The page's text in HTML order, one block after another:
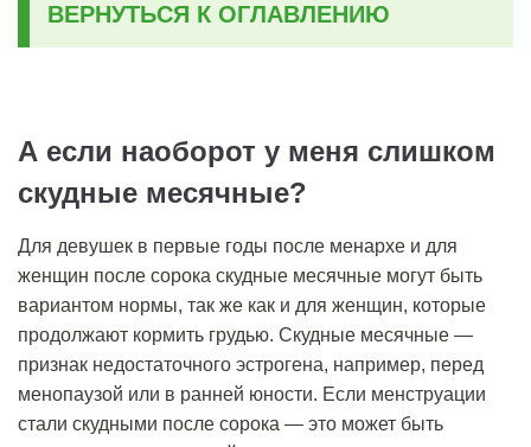
ВЕРНУТЬСЯ К ОГЛАВЛЕНИЮ
А если наоборот у меня слишком
скудные месячные?
Для девушек в первые годы после менархе и для
женщин после сорока скудные месячные могут быть
вариантом нормы, так же как и для женщин, которые
продолжают кормить грудью. Скудные месячные —
признак недостаточного эстрогена, например, перед
менопаузой или в ранней юности. Если менструации
стали скудными после сорока — это может быть